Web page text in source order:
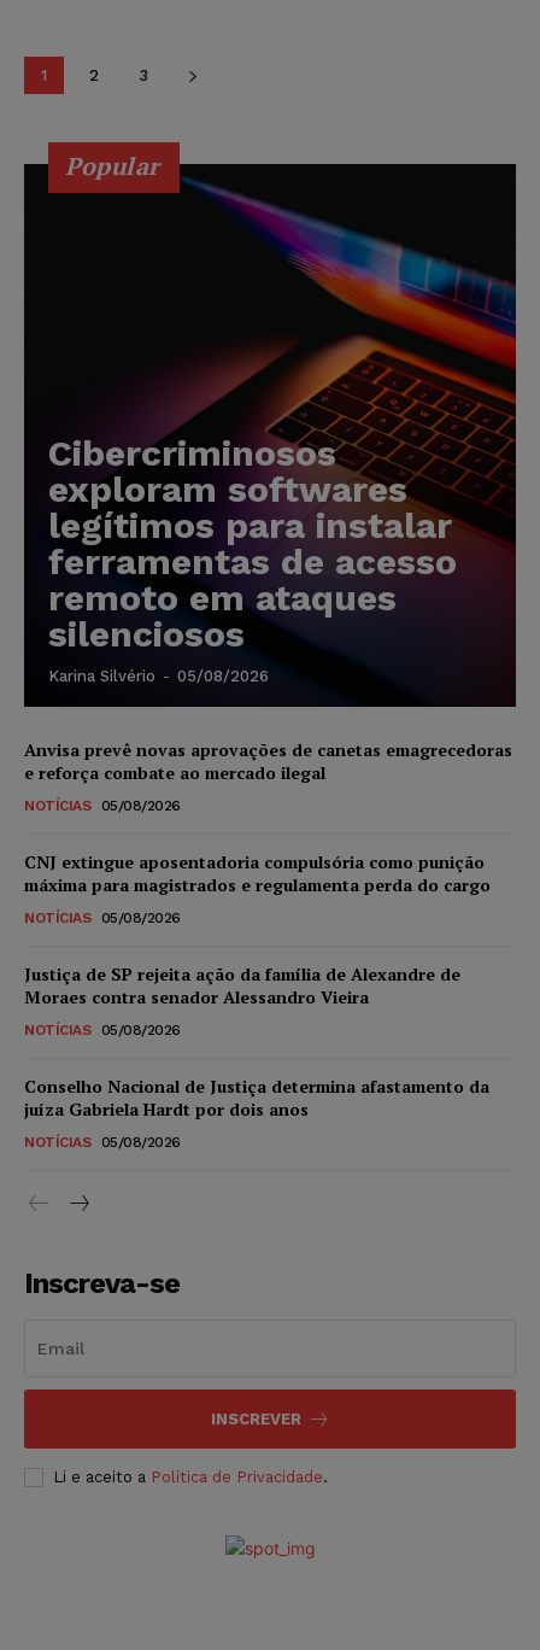
1 2 3
Popular
Cibercriminosos
exploram softwares
legítimos para instalar
ferramentas de acesso
remoto em ataques
silenciosos
Karina Silvério - 05/08/2026
Anvisa prevê novas aprovações de canetas emagrecedoras
e reforça combate ao mercado ilegal
NOTÍCIAS 05/08/2026
CNJ extingue aposentadoria compulsória como punição
máxima para magistrados e regulamenta perda do cargo
NOTÍCIAS 05/08/2026
Justiça de SP rejeita ação da família de Alexandre de
Moraes contra senador Alessandro Vieira
NOTÍCIAS 05/08/2026
Conselho Nacional de Justiça determina afastamento da
juíza Gabriela Hardt por dois anos
NOTÍCIAS 05/08/2026
Inscreva-se
INSCREVER
Li e aceito a Política de Privacidade.